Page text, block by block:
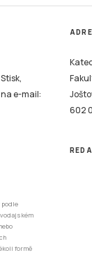
e-mail:
formě
602